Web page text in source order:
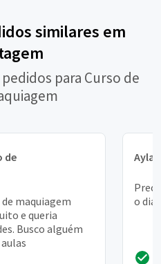
similares em
para Curso de
de
maquiagem
e queria
Busco alguém
Ayla
o dia